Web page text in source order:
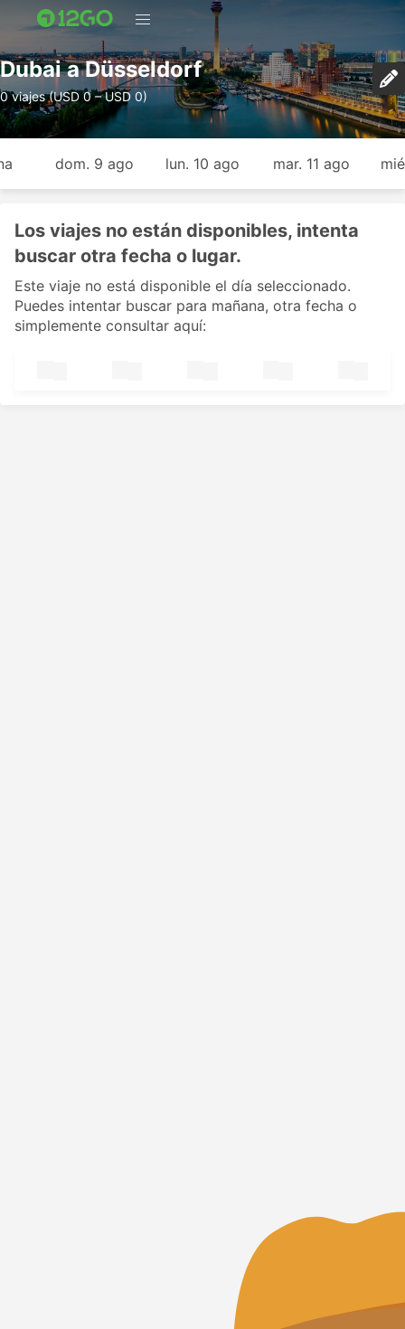
Dubai a Düsseldorf
0 viajes (USD 0 – USD 0)
dom. 9 ago lun. 10 ago mar. 11 ago
Los viajes no están disponibles, intenta
buscar otra fecha o lugar.
Este viaje no está disponible el día seleccionado.
Puedes intentar buscar para mañana, otra fecha o
simplemente consultar aquí: